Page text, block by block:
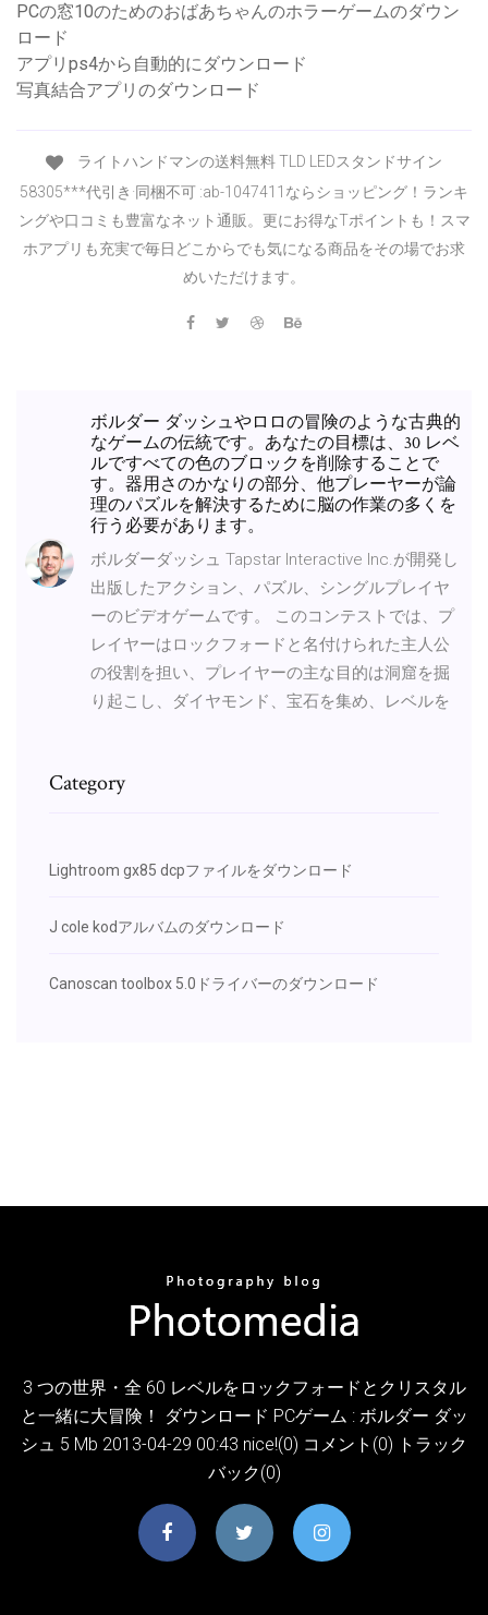
PCの窓10のためのおばあちゃんのホラーゲームのダウン
ロード
アプリps4から自動的にダウンロード
写真結合アプリのダウンロード
ライトハンドマンの送料無料 TLD LEDスタンドサイン
58305***代引き·同梱不可 :ab-1047411ならショッピング！ランキ
ングや口コミも豊富なネット通販。更にお得なTポイントも！スマ
ホアプリも充実で毎日どこからでも気になる商品をその場でお求
めいただけます。
ボルダー ダッシュやロロの冒険のような古典的
なゲームの伝統です。あなたの目標は、30 レベ
ルですべての色のブロックを削除することで
す。器用さのかなりの部分、他プレーヤーが論
理のパズルを解決するために脳の作業の多くを
行う必要があります。
ボルダーダッシュ Tapstar Interactive Inc.が開発し
出版したアクション、パズル、シングルプレイヤ
ーのビデオゲームです。 このコンテストでは、プ
レイヤーはロックフォードと名付けられた主人公
の役割を担い、プレイヤーの主な目的は洞窟を掘
り起こし、ダイヤモンド、宝石を集め、レベルを
Category
Lightroom gx85 dcpファイルをダウンロード
J cole kodアルバムのダウンロード
Canoscan toolbox 5.0ドライバーのダウンロード
3 つの世界・全 60 レベルをロックフォードとクリスタル
と一緒に大冒険！ ダウンロード PCゲーム : ボルダー ダッ
シュ 5 Mb 2013-04-29 00:43 nice!(0) コメント(0) トラック
バック(0)